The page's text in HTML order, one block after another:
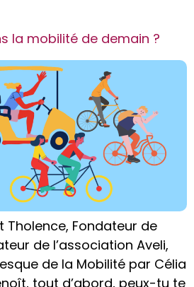
la mobilité de demain ?
Tholence, Fondateur de
de l’association Aveli,
de la Mobilité par Célia
tout d’abord, peux-tu te